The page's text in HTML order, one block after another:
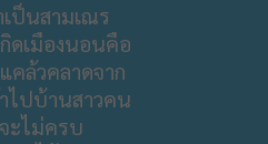
ป็นสามเณร
ดเมืองนอนคือ
ล้วคลาดจาก
ไปบ้านสาวคน
ะไม่ครบ